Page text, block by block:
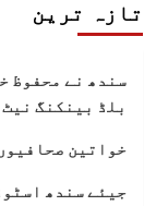
تازہ ترین
سندھ نے محفوظ
بلڈ بینکنگ
خواتین
جیئے سندھ